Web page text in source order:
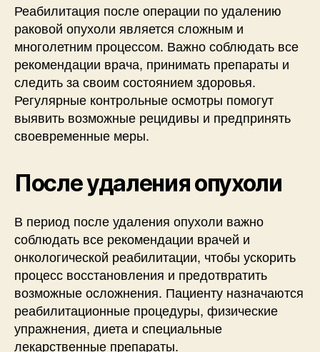
Реабилитация после операции по удалению
раковой опухоли является сложным и
многолетним процессом. Важно соблюдать все
рекомендации врача, принимать препараты и
следить за своим состоянием здоровья.
Регулярные контрольные осмотры помогут
выявить возможные рецидивы и предпринять
своевременные меры.
После удаления опухоли
В период после удаления опухоли важно
соблюдать все рекомендации врачей и
онкологической реабилитации, чтобы ускорить
процесс восстановления и предотвратить
возможные осложнения. Пациенту назначаются
реабилитационные процедуры, физические
упражнения, диета и специальные
лекарственные препараты.